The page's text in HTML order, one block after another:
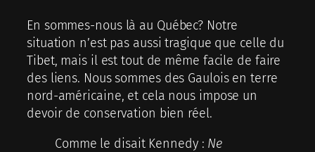
En sommes-nous là au Québec? Notre
situation n’est pas aussi tragique que celle du
Tibet, mais il est tout de même facile de faire
des liens. Nous sommes des Gaulois en terre
nord-américaine, et cela nous impose un
devoir de conservation bien réel.
Comme le disait Kennedy : Ne